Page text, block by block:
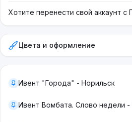
Хотите перенести свой аккаунт с
Цвета и оформление
Ивент "Города" - Норильск
Ивент Вомбата. Слово недели -